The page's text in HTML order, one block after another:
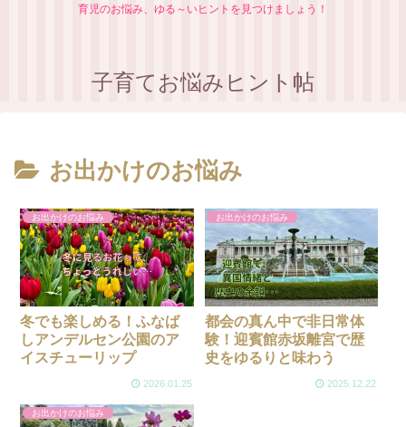
育児のお悩み、ゆる～いヒントを見つけましょう！
子育てお悩みヒント帖
お出かけのお悩み
お出かけのお悩み
冬でも楽しめる！ふなば
しアンデルセン公園のア
イスチューリップ
2026.01.25
お出かけのお悩み
都会の真ん中で非日常体
験！迎賓館赤坂離宮で歴
史をゆるりと味わう
2025.12.22
お出かけのお悩み